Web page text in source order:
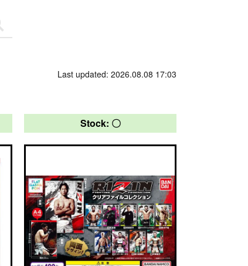
Last updated: 2026.08.08 17:03
Stock: 〇